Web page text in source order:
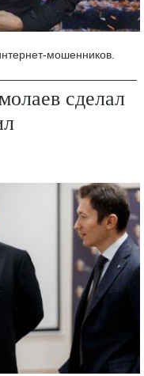
мошенников.
сделал